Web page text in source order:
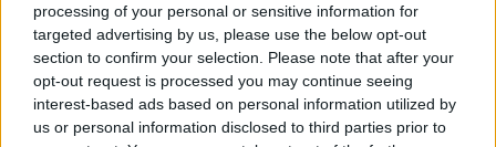
processing of your personal or sensitive information for
targeted advertising by us, please use the below opt-out
section to confirm your selection. Please note that after your
opt-out request is processed you may continue seeing
interest-based ads based on personal information utilized by
us or personal information disclosed to third parties prior to
Fotogallery